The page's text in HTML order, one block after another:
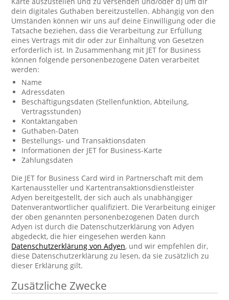
dein digitales Guthaben bereitzustellen. Abhängig von den
Umständen können wir uns auf deine Einwilligung oder die
Tatsache beziehen, dass die Verarbeitung zur Erfüllung
eines Vertrags mit dir oder zur Einhaltung von Gesetzen
erforderlich ist. In Zusammenhang mit JET for Business
können folgende personenbezogene Daten verarbeitet
werden:
Name
Adressdaten
Beschäftigungsdaten (Stellenfunktion, Abteilung,
Vertragsstunden)
Kontaktangaben
Guthaben-Daten
Bestellungs- und Transaktionsdaten
Informationen der JET for Business-Karte
Zahlungsdaten
Die JET for Business Card wird in Partnerschaft mit dem
Kartenaussteller und Kartentransaktionsdienstleister
Adyen bereitgestellt, der sich auch als unabhängiger
Datenverantwortlicher qualifiziert. Die Verarbeitung einiger
der oben genannten personenbezogenen Daten durch
Adyen ist durch die Datenschutzerklärung von Adyen
abgedeckt, die hier eingesehen werden kann
Datenschutzerklärung von Adyen, und wir empfehlen dir,
diese Datenschutzerklärung zu lesen, da sie zusätzlich zu
dieser Erklärung gilt.
Zusätzliche Zwecke